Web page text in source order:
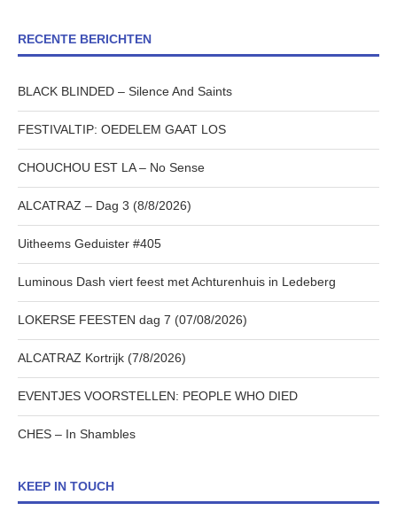
RECENTE BERICHTEN
BLACK BLINDED – Silence And Saints
FESTIVALTIP: OEDELEM GAAT LOS
CHOUCHOU EST LA – No Sense
ALCATRAZ – Dag 3 (8/8/2026)
Uitheems Geduister #405
Luminous Dash viert feest met Achturenhuis in Ledeberg
LOKERSE FEESTEN dag 7 (07/08/2026)
ALCATRAZ Kortrijk (7/8/2026)
EVENTJES VOORSTELLEN: PEOPLE WHO DIED
CHES – In Shambles
KEEP IN TOUCH